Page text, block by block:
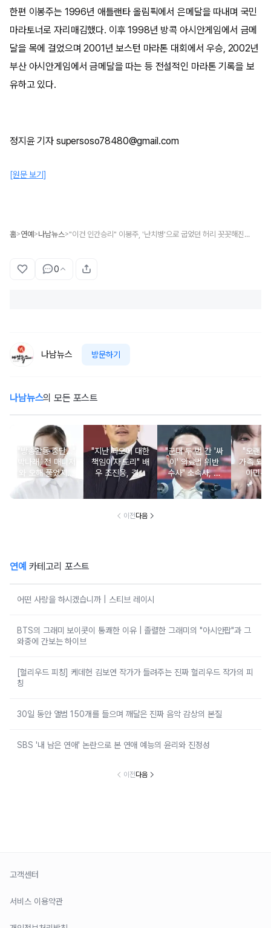
한편 이봉주는 1996년 애틀랜타 올림픽에서 은메달을 따내며 국민
마라토너로 자리매김했다. 이후 1998년 방콕 아시안게임에서 금메
달을 목에 걸었으며 2001년 보스턴 마라톤 대회에서 우승, 2002년
부산 아시안게임에서 금메달을 따는 등 전설적인 마라톤 기록을 보
유하고 있다.
정지윤 기자 supersoso78480@gmail.com
[원문 보기]
홈>연예 >나남뉴스> "이건 인간승리" 이봉주, '난치병'으로 굽었던 허리 꼿꼿해진 근황 공개
0
나남뉴스 방문하기
나남뉴스의 모든 포스트
"방송활동 중단…"
박나래, 전 매니저
와 오해 풀었지만
불찰 반성
"지난 과오에 대한
책임이자 도리" 배
우 조진웅, 결국
은퇴 선언
"군대 두 번 간 '싸
이' 의료법 위반
수사" 소속사, 수
면제 대리수령 불
찰...
"오랜
가족 되
이민우
이전다음
연예 카테고리 포스트
어떤 사랑을 하시겠습니까 | 스티브 레이시
BTS의 그래미 보이콧이 통쾌한 이유 | 졸렬한 그래미의 "아시안팝"과 그
와중에 간보는 하이브
[헐리우드 피칭] 케데헌 김보연 작가가 들려주는 진짜 헐리우드 작가의 피
칭
30일 동안 앨범 150개를 들으며 깨달은 진짜 음악 감상의 본질
SBS '내 남은 연애' 논란으로 본 연애 예능의 윤리와 진정성
이전다음
고객센터
서비스 이용약관